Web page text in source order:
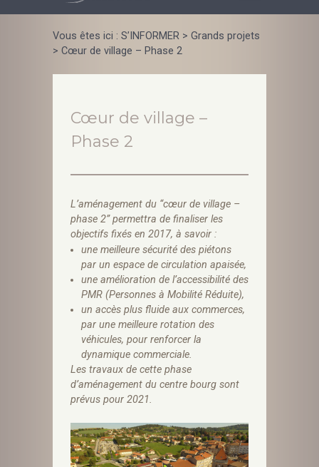
Vous êtes ici : S’INFORMER > Grands projets
> Cœur de village – Phase 2
Cœur de village –
Phase 2
L’aménagement du “cœur de village –
phase 2” permettra de finaliser les
objectifs fixés en 2017, à savoir :
une meilleure sécurité des piétons
par un espace de circulation apaisée,
une amélioration de l’accessibilité des
PMR (Personnes à Mobilité Réduite),
un accès plus fluide aux commerces,
par une meilleure rotation des
véhicules, pour renforcer la
dynamique commerciale.
Les travaux de cette phase
d’aménagement du centre bourg sont
prévus pour 2021.